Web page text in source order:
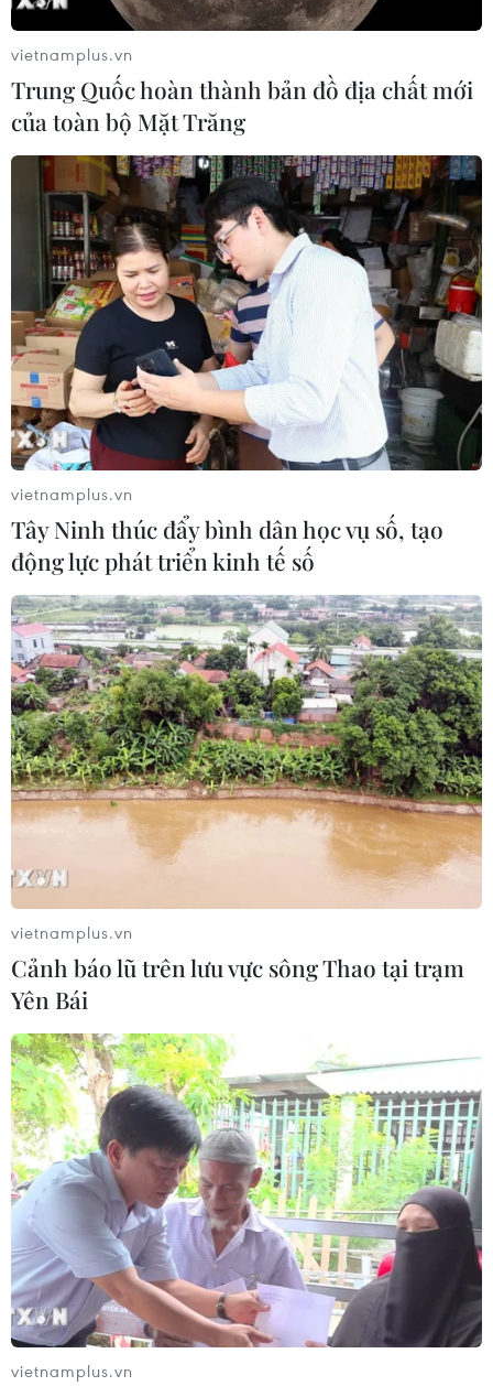
TIN CÙNG CHUYÊN MỤC
Áp thấp nhiệt đới trên vịnh Bắc Bộ sẽ
gây ảnh hưởng thế nào tới Việt Nam?
07/08/2026 14:38
Nứt núi, Thanh Hóa sơ tán khẩn cấp
nhiều hộ dân
07/08/2026 13:17
vietnamplus.vn
Trung Quốc hoàn thành bản đồ địa chất mới
của toàn bộ Mặt Trăng
vietnamplus.vn
Tây Ninh thúc đẩy bình dân học vụ số, tạo
động lực phát triển kinh tế số
vietnamplus.vn
Cảnh báo lũ trên lưu vực sông Thao tại trạm
Yên Bái
vietnamplus.vn